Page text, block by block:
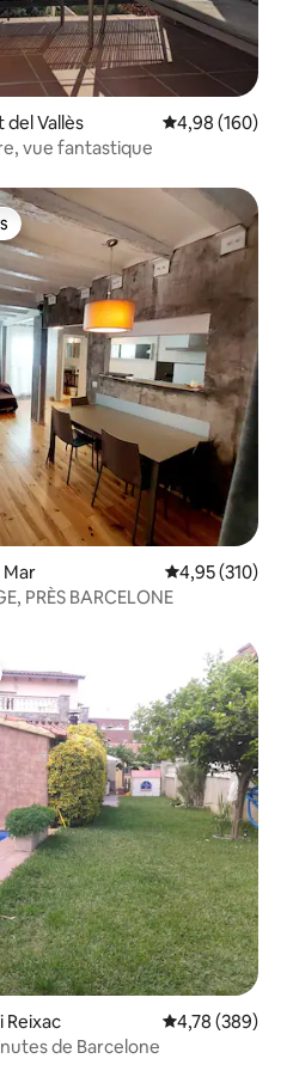
del Vallès Évaluation
4,98 (160)
vue fantastique
plus appréciés
Mar Évaluation
4,95 (310)
PRÈS BARCELONE
Reixac Évaluation
4,78 (389)
de Barcelone